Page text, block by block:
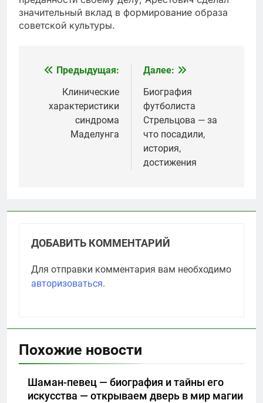
значительный вклад в формирование образа
советской культуры.
Навигация
записям
Предыдущая:
Клинические
характеристики
синдрома
Маделунга
Далее:
Биография
футболиста
Стрельцова — за
что посадили,
история,
достижения
ДОБАВИТЬ КОММЕНТАРИЙ
Для отправки комментария вам необходимо
авторизоваться.
Похожие новости
Шаман-певец — биография и тайны его
искусства — открываем дверь в мир магии